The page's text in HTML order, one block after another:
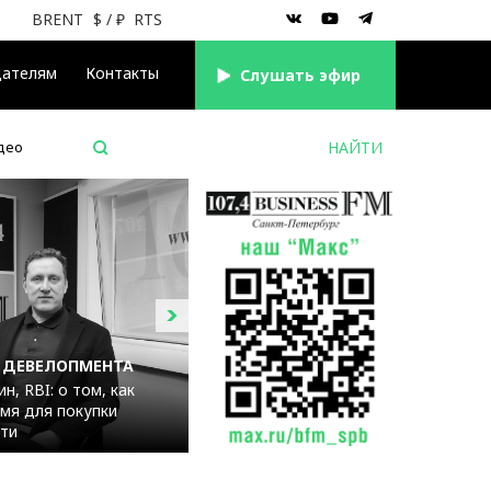
Контакты Cлушать эфир
BRENT $ / ₽ RTS
ДЕВЕЛОПМЕНТА
RBI: о том, как
для покупки